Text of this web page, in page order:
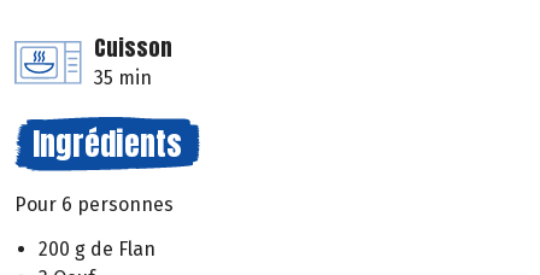
Cuisson
35 min
Ingrédients
Pour 6 personnes
200 g de Flan